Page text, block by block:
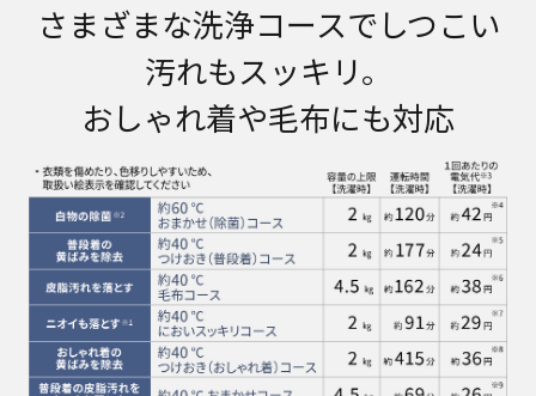
さまざまな洗浄コースでしつこい
汚れもスッキリ。
おしゃれ着や毛布にも対応